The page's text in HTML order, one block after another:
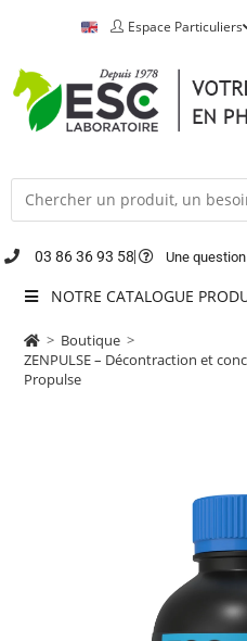
Espace Particuliers
03 86 36 93 58 Une question
NOTRE CATALOGUE
> Boutique >
ZENPULSE – Décontraction et
Propulse